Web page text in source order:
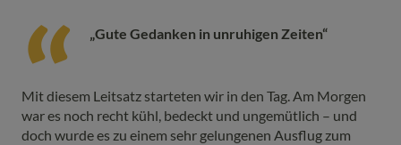
„Gute Gedanken in unruhigen Zeiten“
Mit diesem Leitsatz starteten wir in den Tag. Am Morgen
war es noch recht kühl, bedeckt und ungemütlich – und
doch wurde es zu einem sehr gelungenen Ausflug zum